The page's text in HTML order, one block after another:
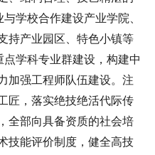
学校合作建设产业学院、
持产业园区、特色小镇等
学科专业群建设，构建中
加强工程师队伍建设。注
匠，落实绝技绝活代际传
全部向具备资质的社会培
技能评价制度，健全高技